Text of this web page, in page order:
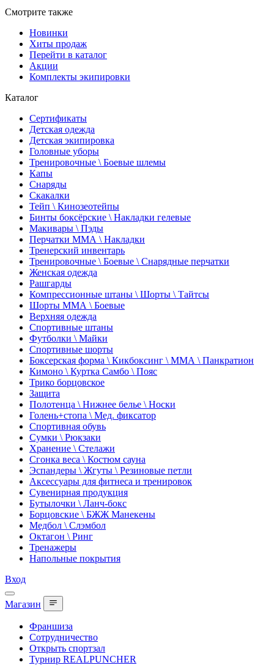
Смотрите также
Новинки
Хиты продаж
Перейти в каталог
Акции
Комплекты экипировки
Каталог
Сертификаты
Детская одежда
Детская экипировка
Головные уборы
Тренировочные \ Боевые шлемы
Капы
Снаряды
Скакалки
Тейп \ Кинозеотейпы
Бинты боксёрские \ Накладки гелевые
Макивары \ Пэды
Перчатки ММА \ Накладки
Тренерский инвентарь
Тренировочные \ Боевые \ Снарядные перчатки
Женская одежда
Рашгарды
Компрессионные штаны \ Шорты \ Тайтсы
Шорты ММА \ Боевые
Верхняя одежда
Спортивные штаны
Футболки \ Майки
Спортивные шорты
Боксерская форма \ Кикбоксинг \ ММА \ Панкратион
Кимоно \ Куртка Самбо \ Пояс
Трико борцовское
Защита
Полотенца \ Нижнее белье \ Носки
Голень+стопа \ Мед. фиксатор
Спортивная обувь
Сумки \ Рюкзаки
Хранение \ Стелажи
Сгонка веса \ Костюм сауна
Эспандеры \ Жгуты \ Резиновые петли
Аксессуары для фитнеса и тренировок
Сувенирная продукция
Бутылочки \ Ланч-бокс
Борцовские \ БЖЖ Манекены
Медбол \ Слэмбол
Октагон \ Ринг
Тренажеры
Напольные покрытия
Вход
Магазин
Франшиза
Сотрудничество
Открыть спортзал
Турнир REALPUNCHER